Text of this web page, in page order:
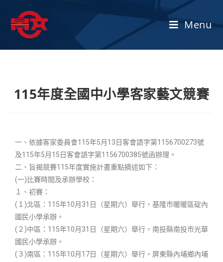
Menu
115年度全國中小學客家藝文競賽
一、依據客家委員會115年5月13日客會語字第1156700273號
及115年5月15日客會語字第1156700385號函辦理。
二、旨揭競賽115年度實施計畫重點摘述如下：
(一)比賽時間及承辦學校：
１、初賽：
(１)北區：115年10月31日（星期六）舉行，基隆市暖暖區碇內
國民小學承辦。
(２)中區：115年10月31日（星期六）舉行，南投縣南投市光華
國民小學承辦。
(３)南區：115年10月17日（星期六）舉行，屏東縣內埔鄉內埔